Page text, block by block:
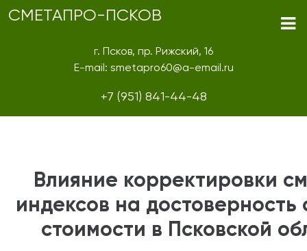
СМЕТАПРО-ПСКОВ
г. Псков, пр. Рижский, 16
E-mail: smetapro60@a-email.ru
+7 (951) 841-44-48
Влияние корректировки
индексов на достоверность
стоимости в Псковской